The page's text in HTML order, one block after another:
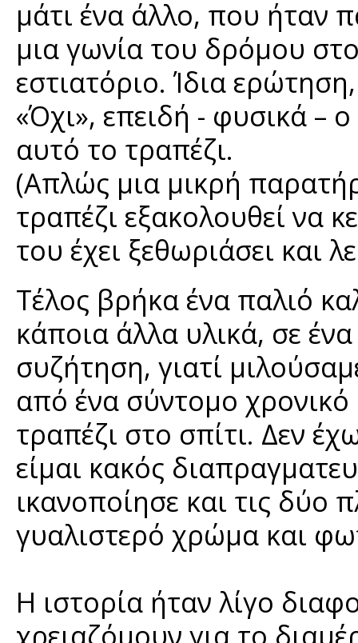
μάτι ένα άλλο, που ήταν
μια γωνία του δρόμου
εστιατόριο. Ίδια
«Όχι», επειδή - φυσικά –
αυτό το τραπέζι.
(Απλώς μια μικρή
τραπέζι εξακολουθεί να
του έχει ξεθωριάσει και
Τέλος βρήκα ένα παλιό
κάποια άλλα υλικά, σε
συζήτηση, γιατί
από ένα σύντομο
τραπέζι στο σπίτι. Δεν
είμαι κακός
ικανοποίησε και τις δύο
γυαλιστερό χρώμα και
Η ιστορία ήταν λίγο
χρειαζόμουν για το